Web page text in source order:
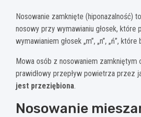
Nosowanie zamknięte (hiponazalność)
nosowy przy wymawianiu głosek,
wymawianiem głosek „m”, „n”, „ń”,
Mowa osób z nosowaniem
prawidłowy przepływ powietrza przez
jest przeziębiona.
Nosowanie